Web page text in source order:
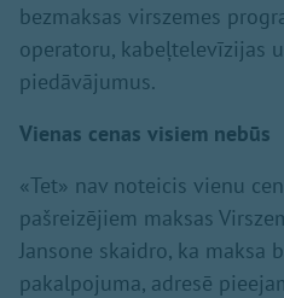
bezmaksas virszemes
operatoru, kabeļtelevīzijas
piedāvājumus.
Vienas cenas visiem nebūs
«Tet» nav noteicis vienu
pašreizējiem maksas
Jansone skaidro, ka maksa
pakalpojuma, adresē